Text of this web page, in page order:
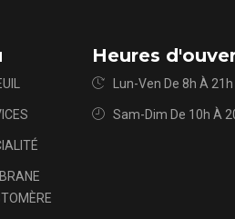
Heures
Lun-Ven De 8h À 21h
Sam-Dim De 10h À